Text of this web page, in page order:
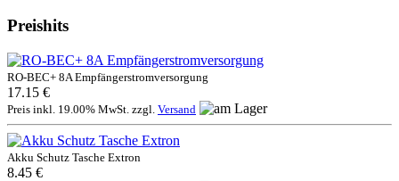
Preishits
RO-BEC+ 8A Empfängerstromversorgung
17.15 €
Preis inkl. 19.00% MwSt. zzgl. Versand
Akku Schutz Tasche Extron
8.45 €